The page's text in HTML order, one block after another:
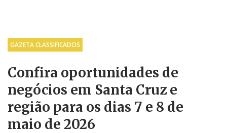
GAZETA CLASSIFICADOS
Confira oportunidades de
negócios em Santa Cruz e
região para os dias 7 e 8 de
maio de 2026